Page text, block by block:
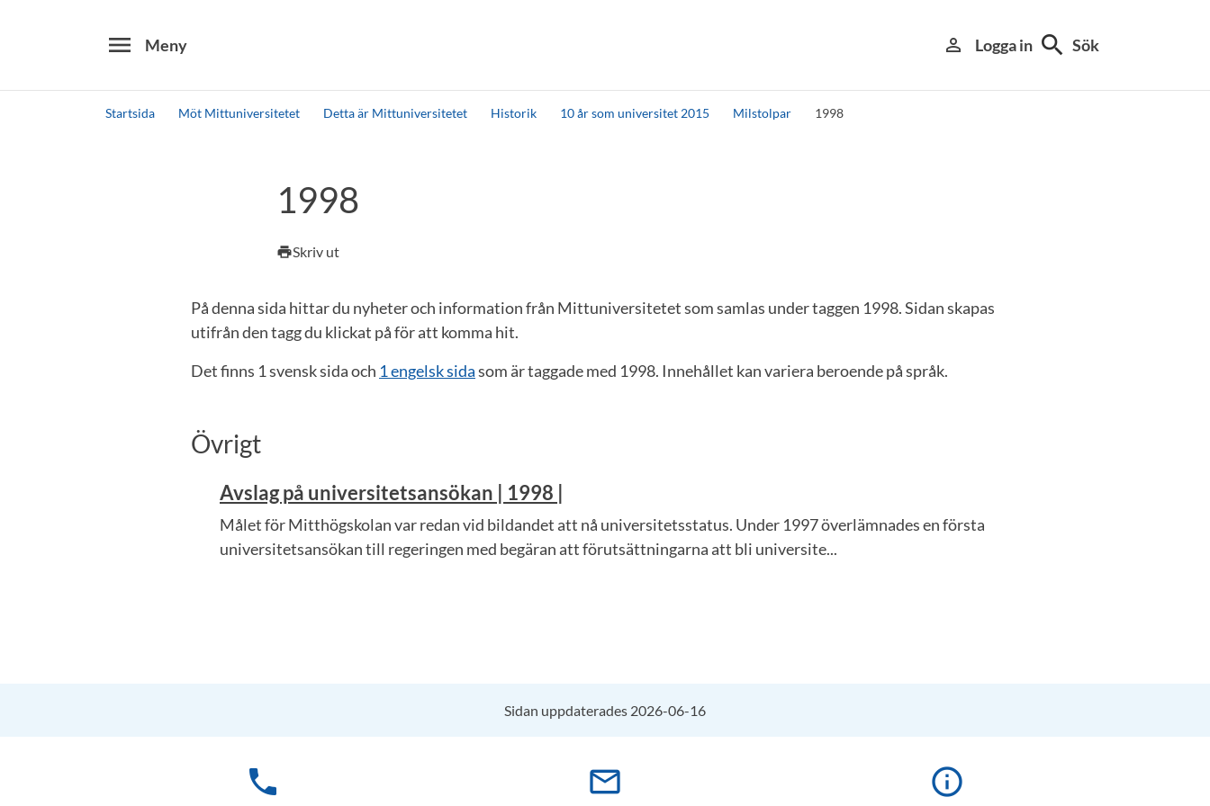
menu Meny person_outline Logga in search Sök
Startsida Möt Mittuniversitetet Detta är Mittuniversitetet Historik 10 år som universitet 2015 Milstolpar 1998
Detta är vår testmiljö - endast testdata
1998
printSkriv ut
På denna sida hittar du nyheter och information från Mittuniversitetet som samlas under taggen 1998. Sidan skapas
utifrån den tagg du klickat på för att komma hit.
Det finns 1 svensk sida och 1 engelsk sidasom är taggade med 1998. Innehållet kan variera beroende på språk.
Övrigt
Avslag på universitetsansökan | 1998 |
Målet för Mitthögskolan var redan vid bildandet att nå universitetsstatus. Under 1997 överlämnades en första
universitetsansökan till regeringen med begäran att förutsättningarna att bli universite...
Sidan uppdaterades 2026-06-16
phone mail_outline info_outline